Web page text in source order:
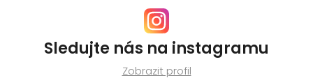
Sledujte nás na instagramu
Zobrazit profil